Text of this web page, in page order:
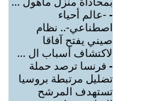
- -عالم أحياء
اصطناعي-.. نظام
صيني يفتح آفاقا
لاكتشاف أسباب ال ...
- فرنسا ترصد حملة
تضليل مرتبطة بروسيا
تستهدف المرشح